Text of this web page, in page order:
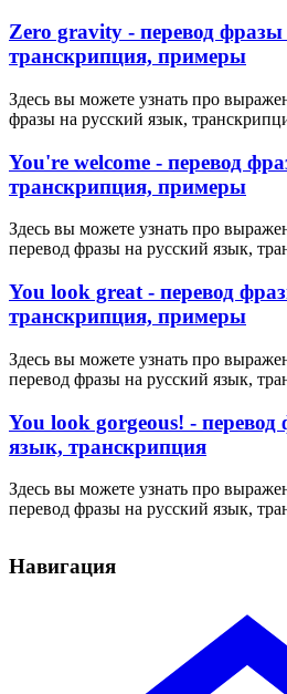
Zero gravity - перевод
транскрипция, примеры
Здесь вы можете узнать про
фразы на русский язык,
You're welcome - перевод
транскрипция, примеры
Здесь вы можете узнать про
перевод фразы на русский язык,
You look great - перевод
транскрипция, примеры
Здесь вы можете узнать про
перевод фразы на русский язык,
You look gorgeous! -
язык, транскрипция
Здесь вы можете узнать про
перевод фразы на русский язык,
Навигация